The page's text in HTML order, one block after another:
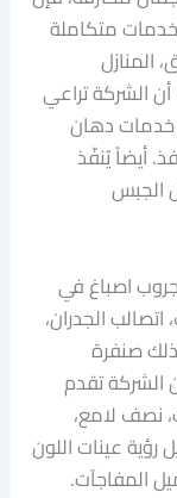
متكاملة
المنازل
الشركة تراعي
خدمات دهان
أيضاً يُنفّذ
الجبس
اصباغ في
الجدران،
صنفرة
الشركة تقدم
نصف لامع،
رؤية عينات اللون
المفاجآت.